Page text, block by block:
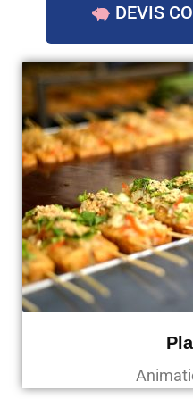
DEVIS